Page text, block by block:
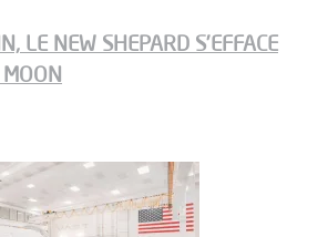
LE NEW SHEPARD S’EFFACE